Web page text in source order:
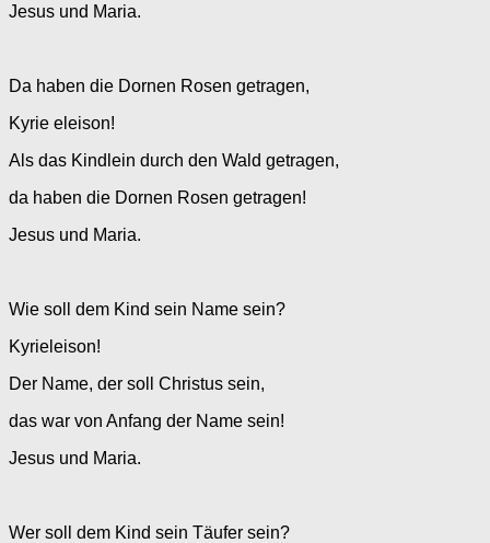
Jesus und Maria.
Da haben die Dornen Rosen getragen,
Kyrie eleison!
Als das Kindlein durch den Wald getragen,
da haben die Dornen Rosen getragen!
Jesus und Maria.
Wie soll dem Kind sein Name sein?
Kyrieleison!
Der Name, der soll Christus sein,
das war von Anfang der Name sein!
Jesus und Maria.
Wer soll dem Kind sein Täufer sein?